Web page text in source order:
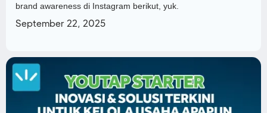
brand awareness di Instagram berikut, yuk.
September 22, 2025